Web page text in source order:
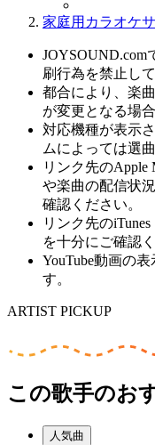
家庭用カラオケ
JOYSOUND.com
刷行為を禁止して
都合により、楽
が変更となる場
対応機種が表示
ムによっては選
リンク先のApple
や楽曲の配信状
確認ください。
リンク先の
を十分にご確認く
YouTube動画の表
す。
ARTIST PICKUP
この歌手のお
人気曲